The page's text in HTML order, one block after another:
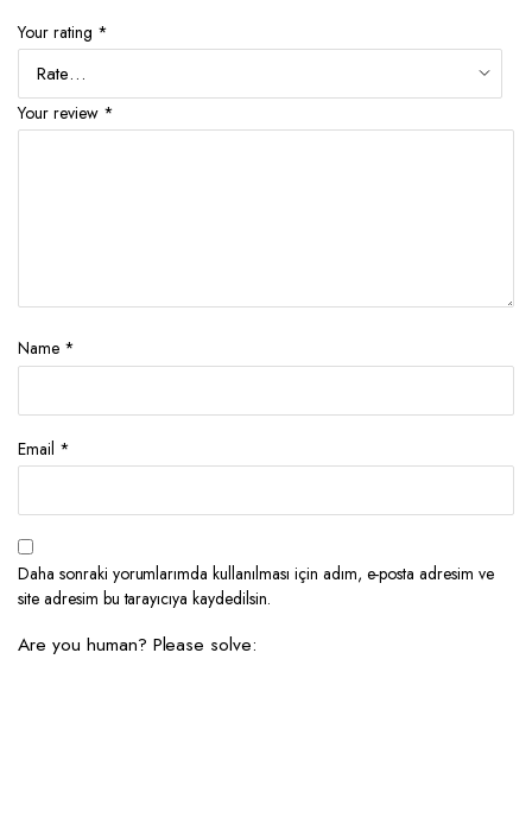
Your rating *
Your review *
Name *
Email *
Daha sonraki yorumlarımda kullanılması için adım, e-posta adresim ve
site adresim bu tarayıcıya kaydedilsin.
Are you human? Please solve: